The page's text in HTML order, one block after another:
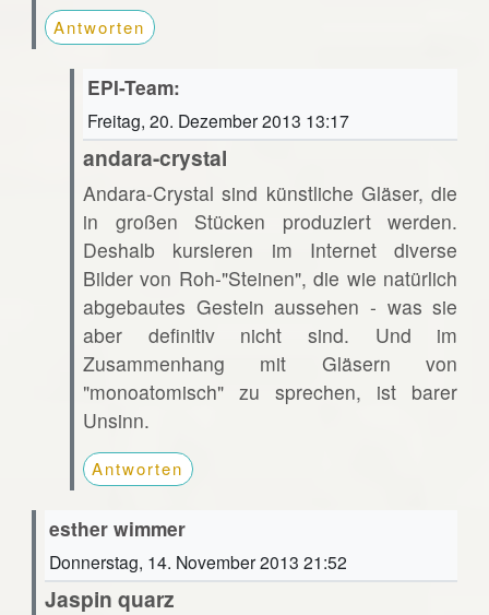
Antworten
EPI-Team:
Freitag, 20. Dezember 2013 13:17
andara-crystal
Andara-Crystal sind künstliche Gläser, die
in großen Stücken produziert werden.
Deshalb kursieren im Internet diverse
Bilder von Roh-"Steinen", die wie natürlich
abgebautes Gestein aussehen - was sie
aber definitiv nicht sind. Und im
Zusammenhang mit Gläsern von
"monoatomisch" zu sprechen, ist barer
Unsinn.
Antworten
esther wimmer
Donnerstag, 14. November 2013 21:52
Jaspin quarz